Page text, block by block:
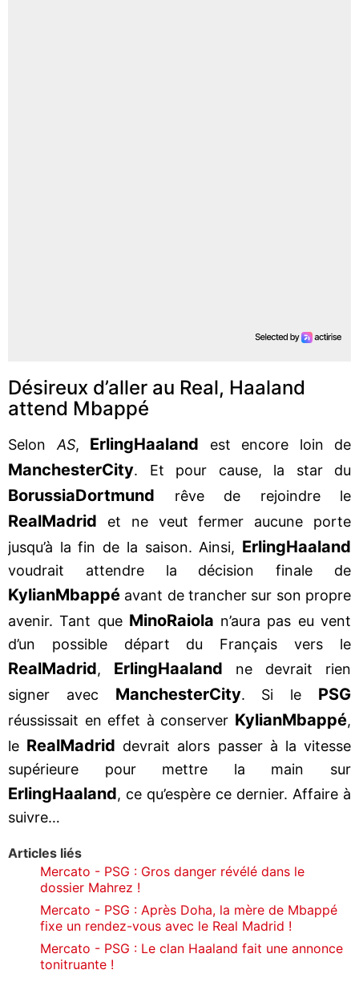
Désireux d’aller au Real, Haaland
attend Mbappé
Selon AS, ErlingHaaland est encore loin de
ManchesterCity. Et pour cause, la star du
BorussiaDortmund rêve de rejoindre le
RealMadrid et ne veut fermer aucune porte
jusqu’à la fin de la saison. Ainsi, ErlingHaaland
voudrait attendre la décision finale de
KylianMbappé avant de trancher sur son propre
avenir. Tant que MinoRaiola n’aura pas eu vent
d’un possible départ du Français vers le
RealMadrid, ErlingHaaland ne devrait rien
signer avec ManchesterCity. Si le PSG
réussissait en effet à conserver KylianMbappé,
le RealMadrid devrait alors passer à la vitesse
supérieure pour mettre la main sur
ErlingHaaland, ce qu’espère ce dernier. Affaire à
suivre…
Articles liés
Mercato - PSG : Gros danger révélé dans le
dossier Mahrez !
Mercato - PSG : Après Doha, la mère de Mbappé
fixe un rendez-vous avec le Real Madrid !
Mercato - PSG : Le clan Haaland fait une annonce
tonitruante !